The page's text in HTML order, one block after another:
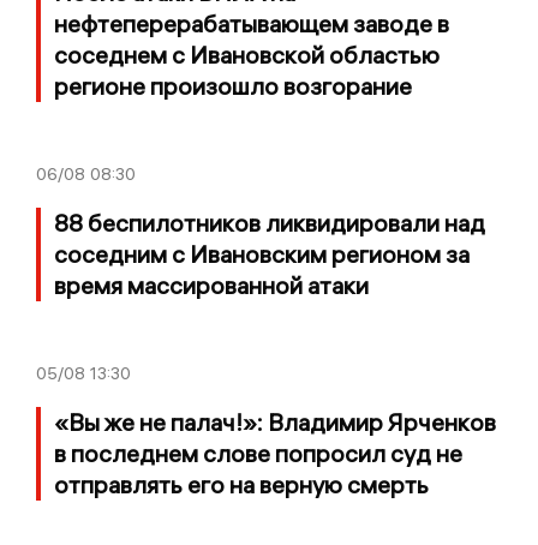
нефтеперерабатывающем заводе в
соседнем с Ивановской областью
регионе произошло возгорание
06/08 08:30
88 беспилотников ликвидировали над
соседним с Ивановским регионом за
время массированной атаки
05/08 13:30
«Вы же не палач!»: Владимир Ярченков
в последнем слове попросил суд не
отправлять его на верную смерть